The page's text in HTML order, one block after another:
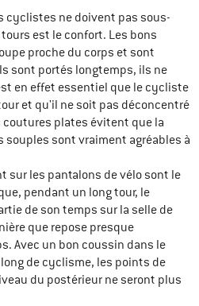
cyclistes ne doivent pas sous-
est le confort. Les bons
proche du corps et sont
sont portés longtemps, ils ne
en effet essentiel que le cycliste
et qu'il ne soit pas déconcentré
coutures plates évitent que la
sont vraiment agréables à
sur les pantalons de vélo sont le
pendant un long tour, le
de son temps sur la selle de
que repose presque
Avec un bon coussin dans le
de cyclisme, les points de
du postérieur ne seront plus